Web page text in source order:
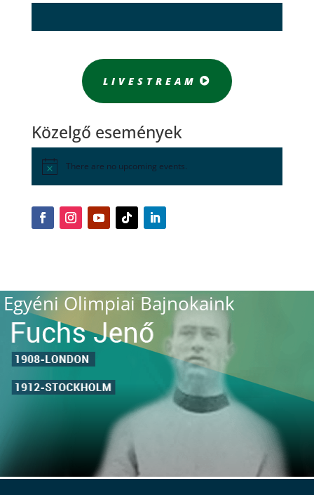
LIVESTREAM
Közelgő események
There are no upcoming events.
Egyéni Olimpiai Bajnokaink